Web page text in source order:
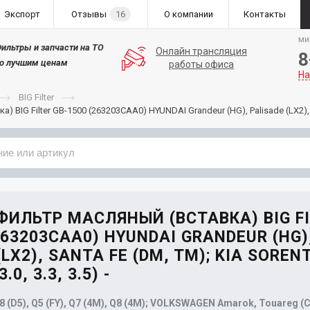
Экспорт Отзывы 16 О компании Контакты
и запчасти на ТО
лучшим ценам
Онлайн трансляция
работы офиса
BIG Filter
BIG Filter GB-1500 (263203CAA0) HYUNDAI Grandeur (HG), Palisade
МАСЛЯНЫЙ (ВСТАВКА) BIG
HYUNDAI GRANDEUR
SANTA FE (DM, TM); KIA
3.3, 3.5) -
(D5), Q5 (FY), Q7 (4M), Q8 (4M); VOLKSWAGEN Amarok, Touareg